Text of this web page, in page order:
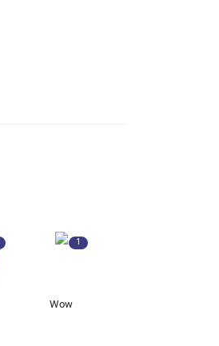
1
Wow